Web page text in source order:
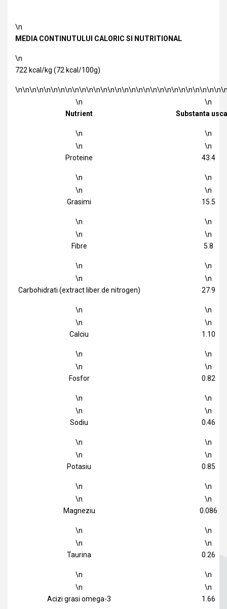
\n
MEDIA CONTINUTULUI CALORIC SI NUTRITIONAL
\n
722 kcal/kg (72 kcal/100g)
\n
Nutrient
\n
\n
Substanta
\n
\n
Proteine
\n
\n
43.4
\n
\n
Grasimi
\n
\n
15.5
\n
\n
Fibre
\n
\n
5.8
\n
\n
Carbohidrati (extract liber de nitrogen)
\n
\n
27.9
\n
\n
Calciu
\n
\n
1.10
\n
\n
Fosfor
\n
\n
0.82
\n
\n
Sodiu
\n
\n
0.46
\n
\n
Potasiu
\n
\n
0.85
\n
\n
Magneziu
\n
\n
0.086
\n
\n
Taurina
\n
\n
0.26
\n
\n
Acizi grasi omega-3
\n
1.66